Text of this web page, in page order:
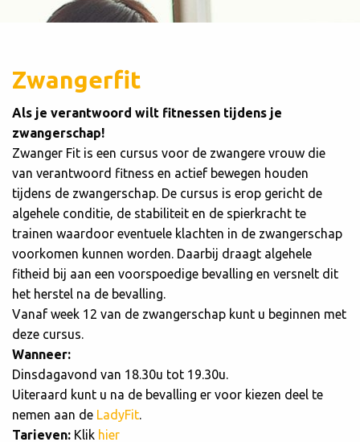
Zwangerfit
Als je verantwoord wilt fitnessen tijdens je
zwangerschap!
Zwanger Fit is een cursus voor de zwangere vrouw die
van verantwoord fitness en actief bewegen houden
tijdens de zwangerschap. De cursus is erop gericht de
algehele conditie, de stabiliteit en de spierkracht te
trainen waardoor eventuele klachten in de zwangerschap
voorkomen kunnen worden. Daarbij draagt algehele
fitheid bij aan een voorspoedige bevalling en versnelt dit
het herstel na de bevalling.
Vanaf week 12 van de zwangerschap kunt u beginnen met
deze cursus.
Wanneer:
Dinsdagavond van 18.30u tot 19.30u.
Uiteraard kunt u na de bevalling er voor kiezen deel te
nemen aan de LadyFit.
Tarieven: Klik hier